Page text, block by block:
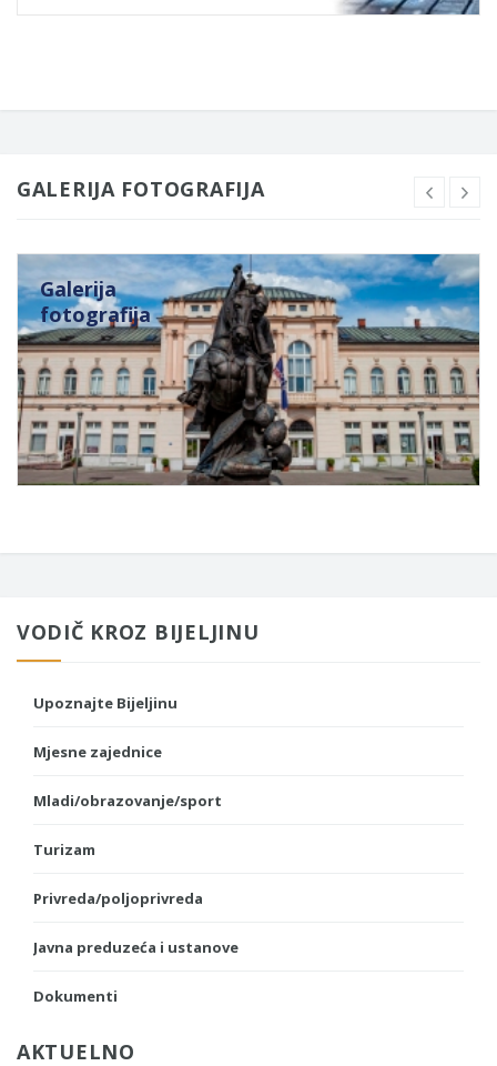
GALERIJA FOTOGRAFIJA
Galerija
fotografija
VODIČ KROZ BIJELJINU
Upoznajte Bijeljinu
Mjesne zajednice
Mladi/obrazovanje/sport
Turizam
Privreda/poljoprivreda
Javna preduzeća i ustanove
Dokumenti
AKTUELNO